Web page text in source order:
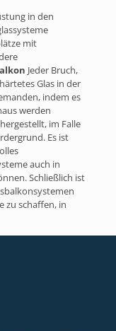
in den
mit
Jeder Bruch,
Glas in der
indem es
werden
im Falle
Es ist
auch in
Schließlich ist
zu schaffen, in